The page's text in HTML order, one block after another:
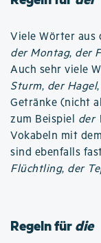
Viele Wörter aus
der Montag, der
Auch sehr viele
Sturm, der Hagel,
Getränke (nicht
zum Beispiel der
Vokabeln mit
sind ebenfalls
Flüchtling, der
Regeln fürdie